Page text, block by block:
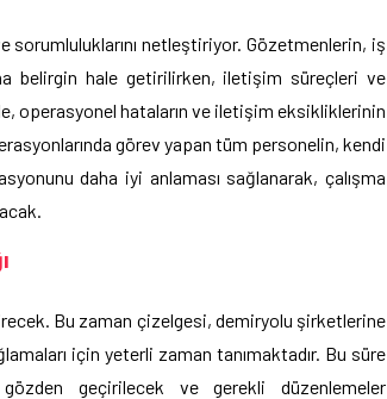
sorumluluklarını netleştiriyor. Gözetmenlerin, iş
belirgin hale getirilirken, iletişim süreçleri ve
operasyonel hataların ve iletişim eksikliklerinin
görev yapan tüm personelin, kendi
daha iyi anlaması sağlanarak, çalışma
Bu zaman çizelgesi, demiryolu şirketlerine
için yeterli zaman tanımaktadır. Bu süre
geçirilecek ve gerekli düzenlemeler